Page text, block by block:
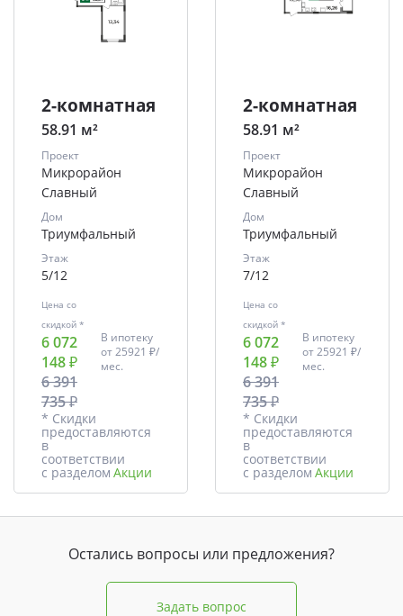
2-комнатная
58.91 м²
Проект
Микрорайон
Славный
Дом
Триумфальный
Этаж
5/12
Цена со
скидкой *
6 072
148 ₽
6 391
735 ₽
В ипотеку
от25921 ₽/
мес.
* Скидки
предоставляются
в
соответствии
с разделом Акции
2-комнатная
58.91 м²
Проект
Микрорайон
Славный
Дом
Триумфальный
Этаж
7/12
Цена со
скидкой *
6 072
148 ₽
6 391
735 ₽
В ипотеку
от25921 ₽/
мес.
* Скидки
предоставляются
в
соответствии
с разделом Акции
Остались вопросы или предложения?
Задать вопрос